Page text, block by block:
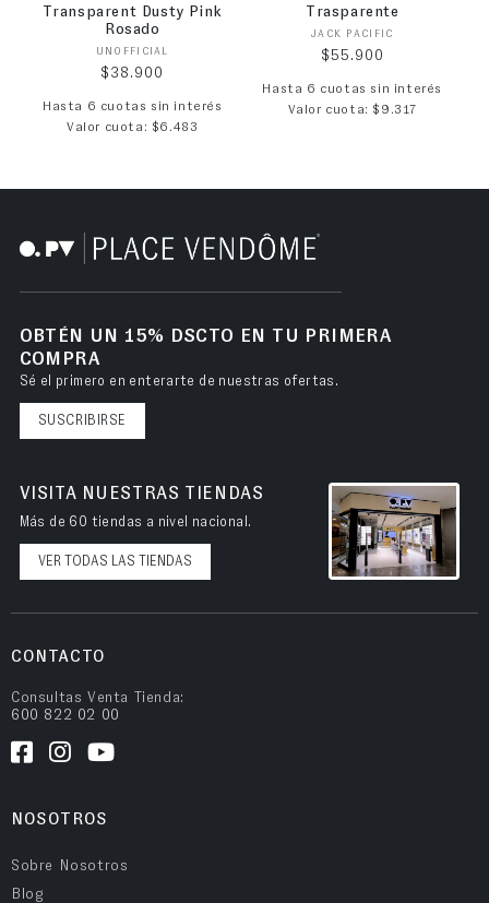
Transparent Dusty Pink
Rosado
Proveedor:
UNOFFICIAL
Precio habitual
$38.900
Hasta 6 cuotas sin interés
Valor cuota: $6.483
Trasparente
Proveedor:
JACK PACIFIC
Precio habitual
$55.900
Hasta 6 cuotas sin interés
Valor cuota: $9.317
OBTÉN UN 15% DSCTO EN TU PRIMERA
COMPRA
Sé el primero en enterarte de nuestras ofertas.
SUSCRIBIRSE
VISITA NUESTRAS TIENDAS
Más de 60 tiendas a nivel nacional.
VER TODAS LAS TIENDAS
CONTACTO
Consultas Venta Tienda:
600 822 02 00
NOSOTROS
Sobre Nosotros
Blog